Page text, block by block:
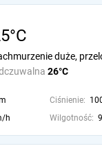
26°C
duże,
Ciśnienie:
h Wilgotność: